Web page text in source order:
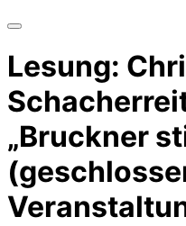
Lesung:
„Bruckner